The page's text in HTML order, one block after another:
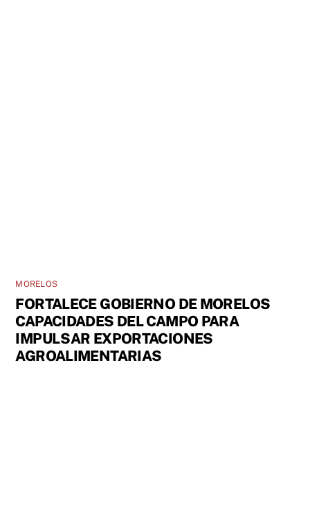
MORELOS
FORTALECE GOBIERNO DE MORELOS
CAPACIDADES DEL CAMPO PARA
IMPULSAR EXPORTACIONES
AGROALIMENTARIAS